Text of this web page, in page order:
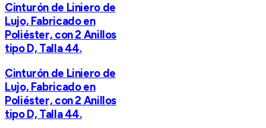
Cinturón de Liniero de
Lujo, Fabricado en
Poliéster, con 2 Anillos
tipo D, Talla 44.
Cinturón de Liniero de
Lujo, Fabricado en
Poliéster, con 2 Anillos
tipo D, Talla 44.